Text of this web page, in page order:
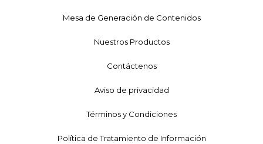
Mesa de Generación de Contenidos
Nuestros Productos
Contáctenos
Aviso de privacidad
Términos y Condiciones
Política de Tratamiento de Información